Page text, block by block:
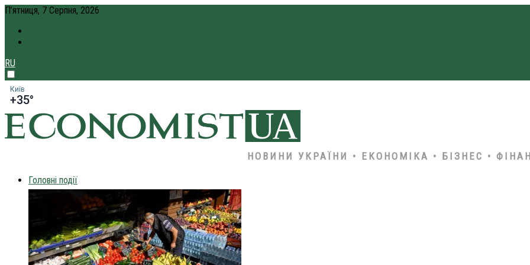
П’ятниця, 7 Серпня, 2026
RU
Київ
+35°
НОВИНИ УКРАЇНИ • ЕКОНОМІКА • БІЗНЕС •
Головні події